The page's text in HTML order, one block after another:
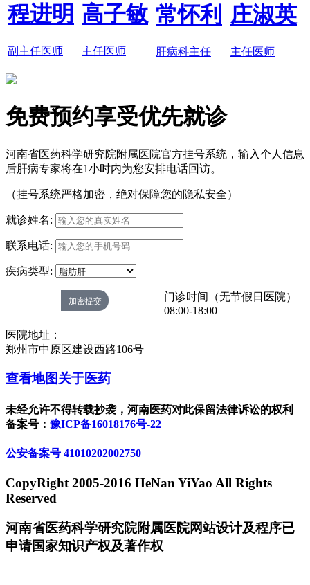
程进明
副主任医师
高子敏
主任医师
常怀利
肝病科主任
庄淑英
主任医师
免费预约享受优先就诊
河南省医药科学研究院附属医院官方挂号系统，输入个人信息
后肝病专家将在1小时内为您安排电话回访。
（挂号系统严格加密，绝对保障您的隐私安全）
就诊姓名:
联系电话:
疾病类型:
门诊时间（无节假日医院）
08:00-18:00
医院地址：
郑州市中原区建设西路106号
查看地图关于医药
未经允许不得转载抄袭，河南医药对此保留法律诉讼的权利
备案号： 豫ICP备16018176号-22
公安备案号 41010202002750
CopyRight 2005-2016 HeNan YiYao All Rights
Reserved
河南省医药科学研究院附属医院网站设计及程序已
申请国家知识产权及著作权